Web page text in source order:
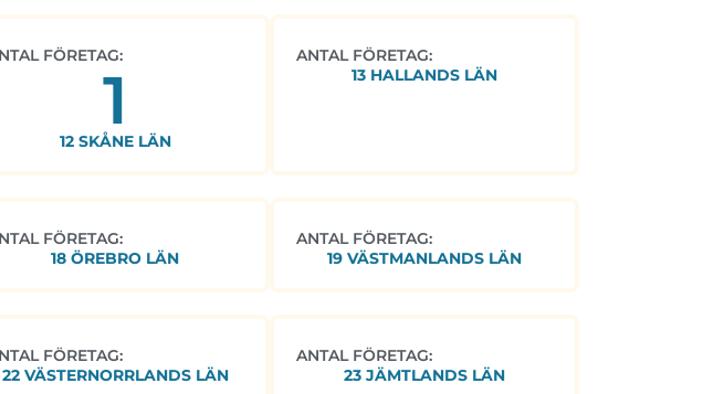
FÖRETAG:
1
12 SKÅNE LÄN
ANTAL FÖRETAG:
13 HALLANDS LÄN
FÖRETAG:
18 ÖREBRO LÄN
ANTAL FÖRETAG:
19 VÄSTMANLANDS LÄN
FÖRETAG:
22 VÄSTERNORRLANDS LÄN
ANTAL FÖRETAG:
23 JÄMTLANDS LÄN